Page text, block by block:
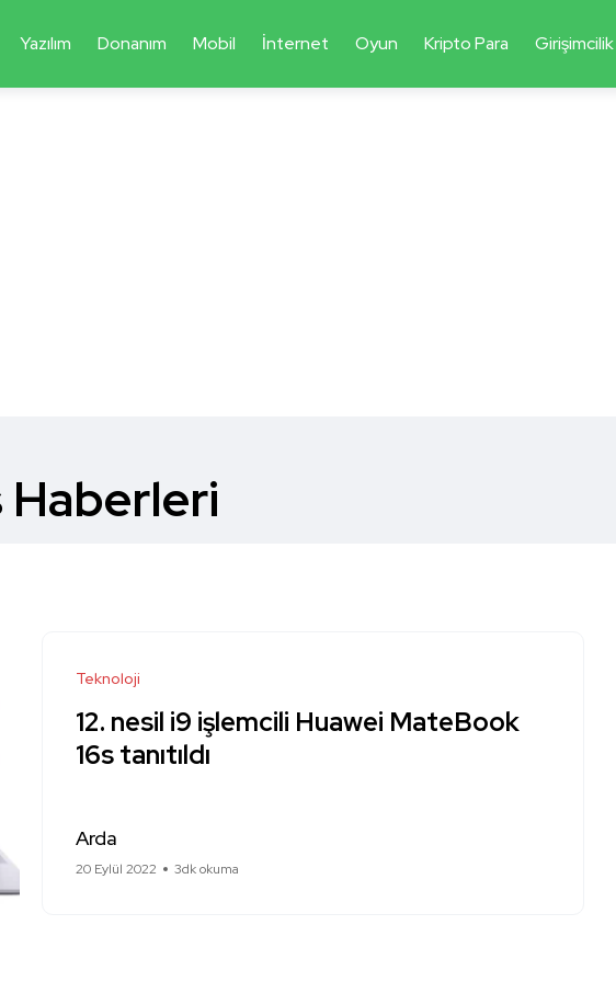
Yazılım Donanım Mobil İnternet Oyun Kripto Para Girişimcilik
Haberleri
Teknoloji
12. nesil i9 işlemcili Huawei MateBook
16s tanıtıldı
Arda
20 Eylül 2022 3dk okuma